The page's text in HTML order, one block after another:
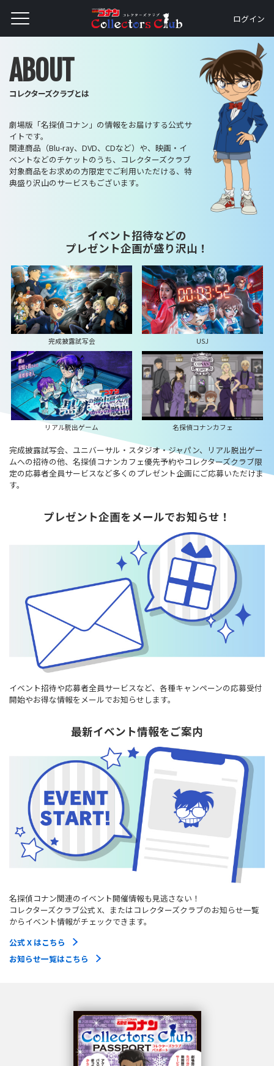
ログイン
ABOUT
コレクターズクラブとは
劇場版「名探偵コナン」の情報をお届けする公式サ
イトです。
関連商品（Blu-ray、DVD、CDなど）や、映画・イ
ベントなどのチケットのうち、コレクターズクラブ
対象商品をお求めの方限定でご利用いただける、特
典盛り沢山のサービスもございます。
イベント招待などの
プレゼント企画が盛り沢山！
完成披露試写会 USJ
リアル脱出ゲーム 名探偵コナンカフェ
完成披露試写会、ユニバーサル・スタジオ・ジャパン、リアル脱出ゲー
ムへの招待の他、名探偵コナンカフェ優先予約やコレクターズクラブ限
定の応募者全員サービスなど多くのプレゼント企画にご応募いただけま
す。
プレゼント企画をメールでお知らせ！
イベント招待や応募者全員サービスなど、各種キャンペーンの応募受付
開始やお得な情報をメールでお知らせします。
最新イベント情報をご案内
名探偵コナン関連のイベント開催情報も見逃さない！
コレクターズクラブ公式 X、またはコレクターズクラブのお知らせ一覧
からイベント情報がチェックできます。
公式 X はこちら
お知らせ一覧はこちら